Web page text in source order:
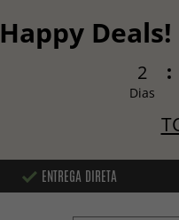
Happy Deals!
2
Dias
ENTREGA DIRETA